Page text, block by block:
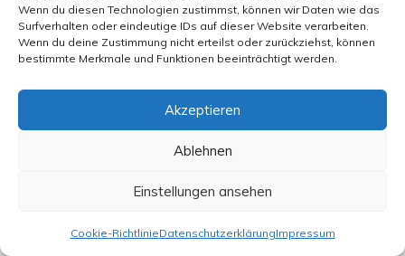
Wenn du diesen Technologien zustimmst, können wir Daten wie das
Surfverhalten oder eindeutige IDs auf dieser Website verarbeiten.
Wenn du deine Zustimmung nicht erteilst oder zurückziehst, können
bestimmte Merkmale und Funktionen beeinträchtigt werden.
Akzeptieren
Ablehnen
Einstellungen ansehen
Cookie-RichtlinieDatenschutzerklärungImpressum
Der „Plagiatsjäger“ Stefan Weber, der herausgefunden
hat, dass Annalena Baerbock bei Joschka Fischer und
Jürgen Tritin (!) abgeschrieben haben soll, will sich also
jetzt Roland Habeck vornehmen. Für die Grünen bleibt da
nur zu hoffen, dass er nichts findet, was Habeck bei
Baerbock abgeschrieben haben könnte.
Thomas Ewald-Wehner sagt: